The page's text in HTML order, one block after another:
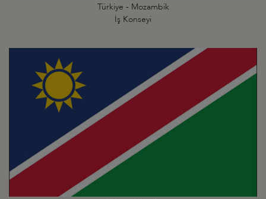
Türkiye - Mozambik
İş Konseyi